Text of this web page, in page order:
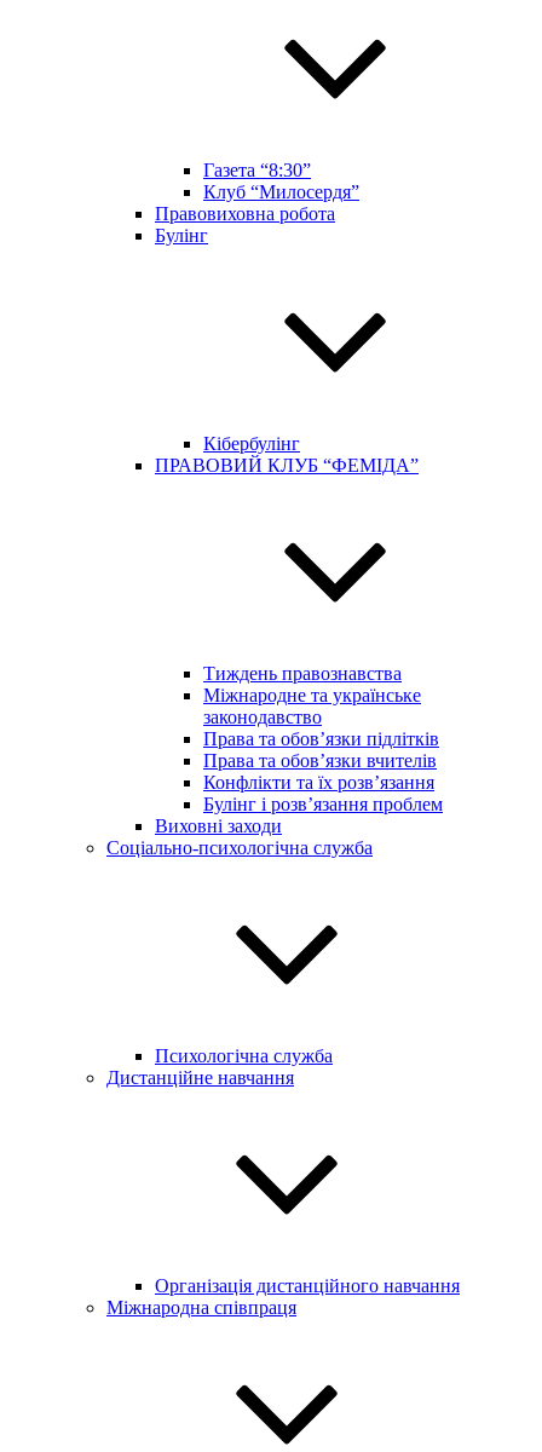
Газета “8:30”
Клуб “Милосердя”
Правовиховна робота
Булінг
Кібербулінг
ПРАВОВИЙ КЛУБ “ФЕМІДА”
Тиждень правознавства
Міжнародне та українське
законодавство
Права та обов’язки підлітків
Права та обов’язки вчителів
Конфлікти та їх розв’язання
Булінг і розв’язання проблем
Виховні заходи
Соціально-психологічна служба
Психологічна служба
Дистанційне навчання
Організація дистанційного навчання
Міжнародна співпраця